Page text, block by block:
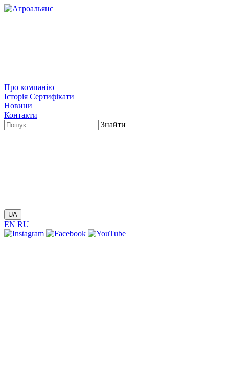
Про компанію
Історія Сертифікати
Новини
Контакти
Знайти
UA
EN RU